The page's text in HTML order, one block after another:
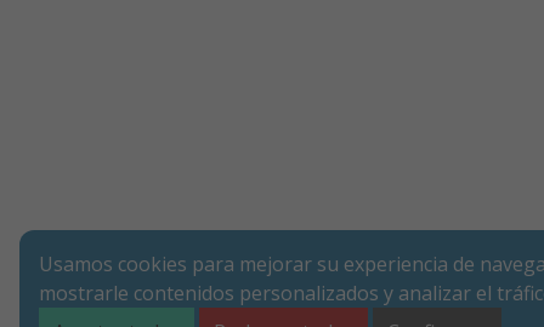
Usamos cookies para mejorar su experiencia de
mostrarle contenidos personalizados y analizar el